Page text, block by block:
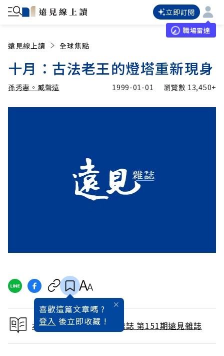
立即訂閱
職場雷達
遠見線上讀 全球焦點
十月：古法老王的燈塔重新現身
孫秀惠。臧聲遠 1999-01-01 瀏覽數 13,450+
喜歡這篇文章嗎 ?
登入 後立即收藏 !
本文出自 1999 / 1月號雜誌 第151期遠見雜誌